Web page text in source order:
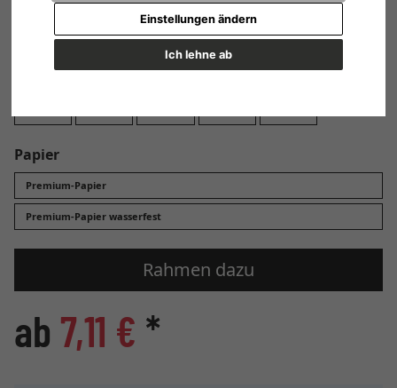
Ich lehne ab
Einstellungen ändern
Format
Papier
Premium-Papier
Premium-Papier wasserfest
Rahmen dazu
ab 7,11 € *